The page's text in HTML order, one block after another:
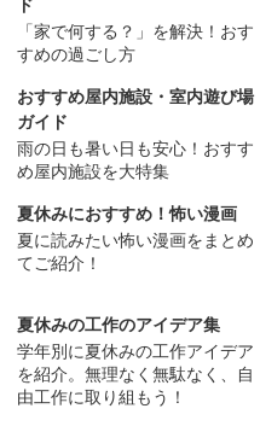
ド
「家で何する？」を解決！おす
すめの過ごし方
おすすめ屋内施設・室内遊び場
ガイド
雨の日も暑い日も安心！おすす
め屋内施設を大特集
夏休みにおすすめ！怖い漫画
夏に読みたい怖い漫画をまとめ
てご紹介！
夏休みの工作のアイデア集
学年別に夏休みの工作アイデア
を紹介。無理なく無駄なく、自
由工作に取り組もう！